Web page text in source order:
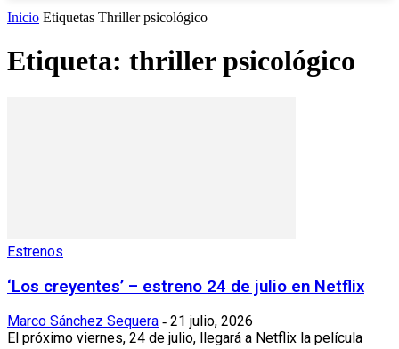
Inicio Etiquetas Thriller psicológico
Etiqueta: thriller psicológico
Estrenos
‘Los creyentes’ – estreno 24 de julio en Netflix
Marco Sánchez Sequera - 21 julio, 2026
El próximo viernes, 24 de julio, llegará a Netflix la película